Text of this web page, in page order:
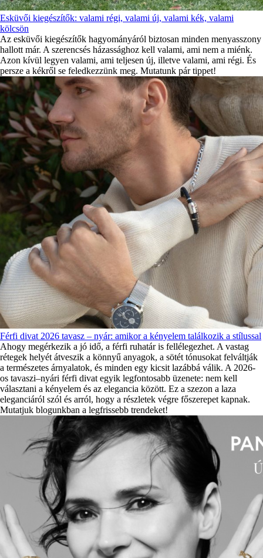
Esküvői kiegészítők: valami régi, valami új, valami kék, valami
kölcsön
Az esküvői kiegészítők hagyományáról biztosan minden menyasszony
hallott már. A szerencsés házassághoz kell valami, ami nem a miénk.
Azon kívül legyen valami, ami teljesen új, illetve valami, ami régi. És
persze a kékről se feledkezzünk meg. Mutatunk pár tippet!
Férfi divat 2026 tavasz – nyár: amikor a kényelem találkozik a stílussal
Ahogy megérkezik a jó idő, a férfi ruhatár is fellélegezhet. A vastag
rétegek helyét átveszik a könnyű anyagok, a sötét tónusokat felváltják
a természetes árnyalatok, és minden egy kicsit lazábbá válik. A 2026-
os tavaszi–nyári férfi divat egyik legfontosabb üzenete: nem kell
választani a kényelem és az elegancia között. Ez a szezon a laza
eleganciáról szól és arról, hogy a részletek végre főszerepet kapnak.
Mutatjuk blogunkban a legfrissebb trendeket!